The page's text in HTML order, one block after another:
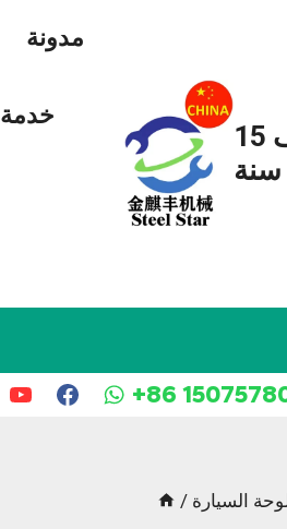
مدونة
خدمة
آلة تشكيل اللف 15
سنة
+86
/ السيارة